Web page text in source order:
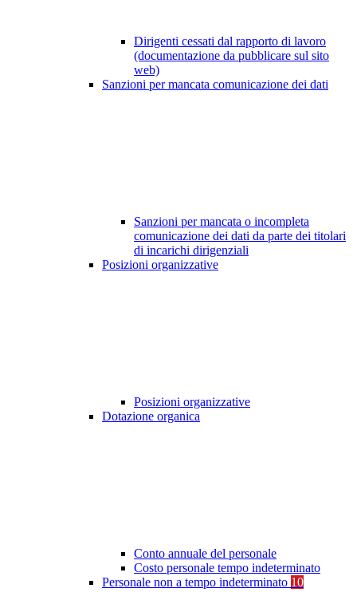
Dirigenti cessati dal rapporto di lavoro
(documentazione da pubblicare sul sito
web)
Sanzioni per mancata comunicazione dei dati
Sanzioni per mancata o incompleta
comunicazione dei dati da parte dei titolari
di incarichi dirigenziali
Posizioni organizzative
Posizioni organizzative
Dotazione organica
Conto annuale del personale
Costo personale tempo indeterminato
Personale non a tempo indeterminato 10